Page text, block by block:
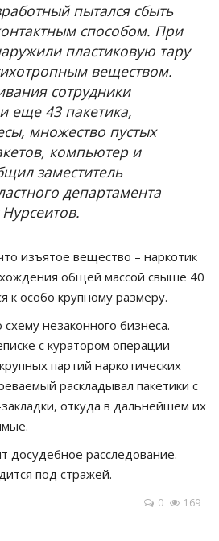
пытался сбыть
способом. При
пластиковую тару
веществом.
сотрудники
еще 43 пакетика,
множество пустых
компьютер и
заместитель
департамента
изъятое вещество – наркотик
общей массой свыше 40
к особо крупному размеру.
незаконного бизнеса.
с куратором операции
партий наркотических
раскладывал пакетики с
откуда в дальнейшем их
досудебное расследование.
под стражей.
0 169